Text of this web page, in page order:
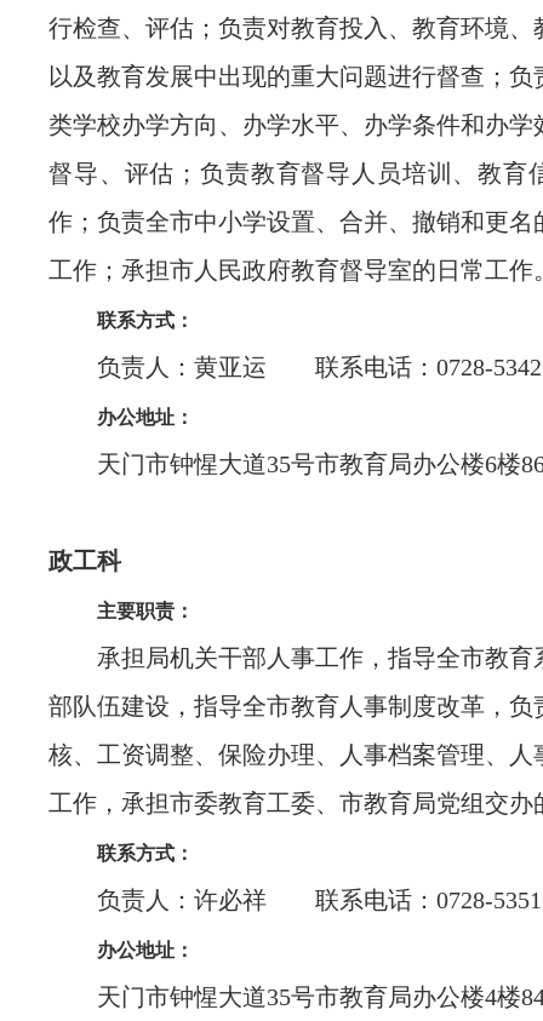
行检查、评估；负责对教育投入、教育环境、
以及教育发展中出现的重大问题进行督查；负
类学校办学方向、办学水平、办学条件和办学
督导、评估；负责教育督导人员培训、教育
作；负责全市中小学设置、合并、撤销和更名
工作；承担市人民政府教育督导室的日常工作
联系方式：
负责人：黄亚运 联系电话：0728-
办公地址：
天门市钟惺大道35号市教育局办公楼6楼
政工科
主要职责：
承担局机关干部人事工作，指导全市教育
部队伍建设，指导全市教育人事制度改革，负
核、工资调整、保险办理、人事档案管理、人
工作，承担市委教育工委、市教育局党组交办
联系方式：
负责人：许必祥 联系电话：0728-
办公地址：
天门市钟惺大道35号市教育局办公楼4楼